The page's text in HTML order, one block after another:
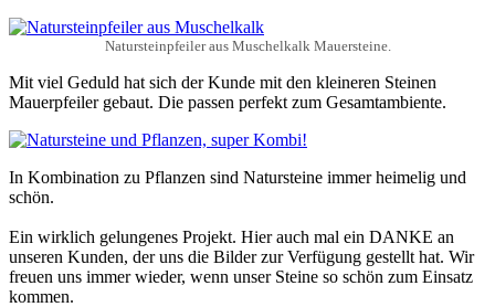
Natursteinpfeiler aus Muschelkalk Mauersteine.
Mit viel Geduld hat sich der Kunde mit den kleineren Steinen
Mauerpfeiler gebaut. Die passen perfekt zum Gesamtambiente.
In Kombination zu Pflanzen sind Natursteine immer heimelig und
schön.
Ein wirklich gelungenes Projekt. Hier auch mal ein DANKE an
unseren Kunden, der uns die Bilder zur Verfügung gestellt hat. Wir
freuen uns immer wieder, wenn unser Steine so schön zum Einsatz
kommen.